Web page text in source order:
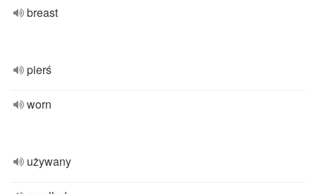
breast
pierś
worn
używany